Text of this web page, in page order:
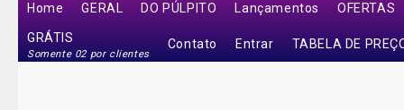
Home GERAL DO PÚLPITO Lançamentos OFERTAS
GRÁTIS
Somente 02 por clientes
Contato Entrar TABELA DE